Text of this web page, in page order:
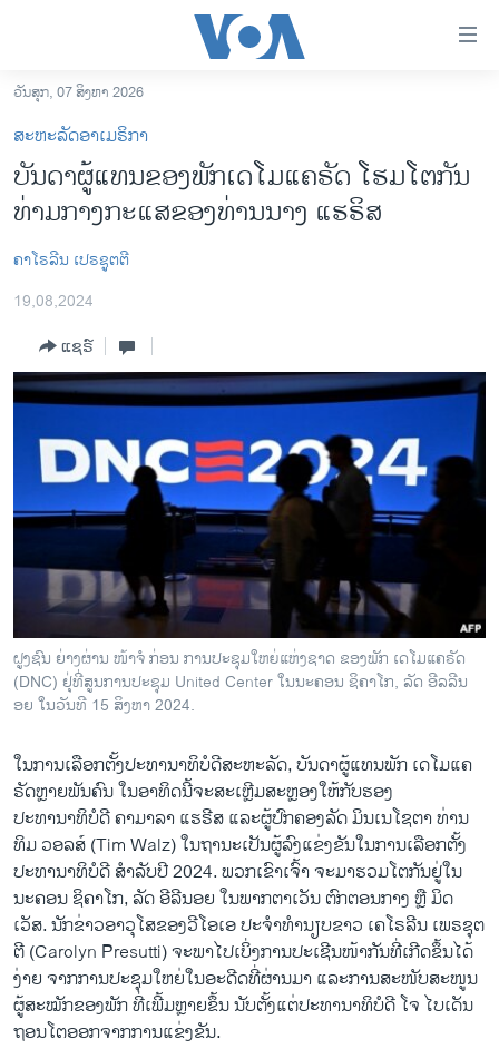
ເຂົ້າ
ຫາ
ຂ້າມ
ຂ້າມ
ຂ້າມ
ຫາ
ຊອກ
ຄົ້ນ
ລາວ
ອາເມຣິກາ
ໂລກ
ເອເຊຍ
ອິດສະຫຼະພາບດ້ານການຂ່າວ
ຊີວິດຊາວລາວ
ຊຸມຊົນຊາວລາວ
ວິທະຍາສາດ-ເທັກໂນໂລຈີ
ທຸລະກິດ
ພາສາອັງກິດ
ວີດີໂອ
ສຽງ
ລາຍການກະຈາຍສຽງ
ລາຍງານ
ພາສາຕ່າງໆ
ວັນສຸກ, 07 ສິງຫາ 2026
ສະຫະລັດອາເມຣິກາ
ບັນດາຜູ້ແທນຂອງພັກເດໂມແຄຣັດ ໂຮມໂຕກັນ
ທ່າມກາງກະແສຂອງທ່ານນາງ ແຮຣິສ
ຄາໂຣລີນ ເປຣຊູຕຕີ
19,08,2024
ແຊຣ໌
ຝູງຊົນ ຍ່າງຜ່ານ ໜ້າຈໍ ກ່ອນ ການປະຊຸມໃຫຍ່ແຫ່ງຊາດ ຂອງພັກ ເດໂມແຄຣັດ
(DNC) ຢຸ່ທີ່ສູນການປະຊຸມ United Center ໃນນະຄອນ ຊິຄາໂກ, ລັດ ອີລລີນ
ອຍ ໃນວັນທີ 15 ສິງຫາ 2024.
ໃນການເລືອກຕັ້ງປະທານາທິບໍດີສະຫະລັດ, ບັນດາຜູ້ແທນພັກ ເດໂມແຄ
ຣັດຫຼາຍພັນຄົນ ໃນອາທິດນີ້ຈະສະເຫຼີມສະຫຼອງໃຫ້ກັບຮອງ
ປະທານາທິບໍດີ ຄາມາລາ ແຮຣີສ ແລະຜູ້ປົກຄອງລັດ ມິນເນໂຊຕາ ທ່ານ
ທິມ ວອລສ໌ (Tim Walz) ໃນຖານະເປັນຜູ້ລົງແຂ່ງຂັນໃນການເລືອກຕັ້ງ
ປະທານາທິບໍດີ ສໍາລັບປີ 2024. ພວກເຂົາເຈົ້າ ຈະມາຮວມໂຕກັນຢູ່ໃນ
ນະຄອນ ຊິຄາໂກ, ລັດ ອີ​ລີ​ນອຍ ໃນພາກຕາເວັນ ຕົກຕອນກາງ ຫຼື ມິດ
ເວັສ. ນັກຂ່າວອາວຸໂສຂອງວີໂອເອ ປະຈຳທຳນຽບຂາວ ເຄໂຣລີນ ເພຣຊຸຕ
ຕີ (Carolyn Presutti) ຈະ​ພາ​ໄປເບິ່ງການປະເຊີນໜ້າກັນທີ່ເກີດຂຶ້ນໄດ້
ງ່າຍ ຈາກການປະຊຸມໃຫຍ່ໃນອະດີດທີ່ຜ່ານມາ ແລະການສະໜັບສະໜູນ
ຜູ້ສະໝັກຂອງພັກ ທີ່ເພີ້ມຫຼາຍຂຶ້ນ ນັບຕັ້ງແຕ່ປະທານາທິບໍດີ ໂຈ ໄບເດັນ
ຖອນໂຕອອກຈາກການແຂ່ງຂັນ.